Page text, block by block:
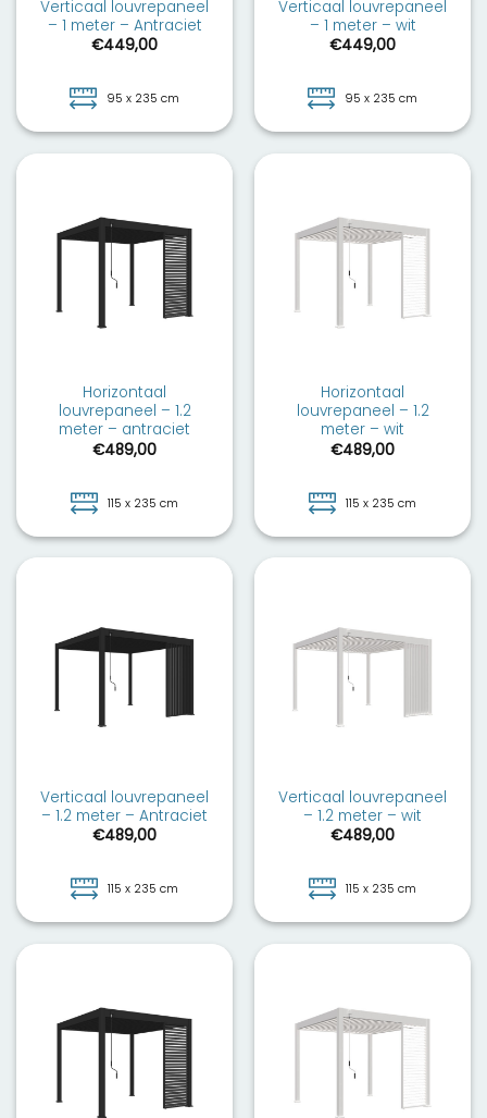
Verticaal louvrepaneel
– 1 meter – Antraciet
€449,00
95 x 235 cm
Verticaal louvrepaneel
– 1 meter – wit
€449,00
95 x 235 cm
Horizontaal
louvrepaneel – 1.2
meter – antraciet
€489,00
115 x 235 cm
Horizontaal
louvrepaneel – 1.2
meter – wit
€489,00
115 x 235 cm
Verticaal louvrepaneel
– 1.2 meter – Antraciet
€489,00
115 x 235 cm
Verticaal louvrepaneel
– 1.2 meter – wit
€489,00
115 x 235 cm